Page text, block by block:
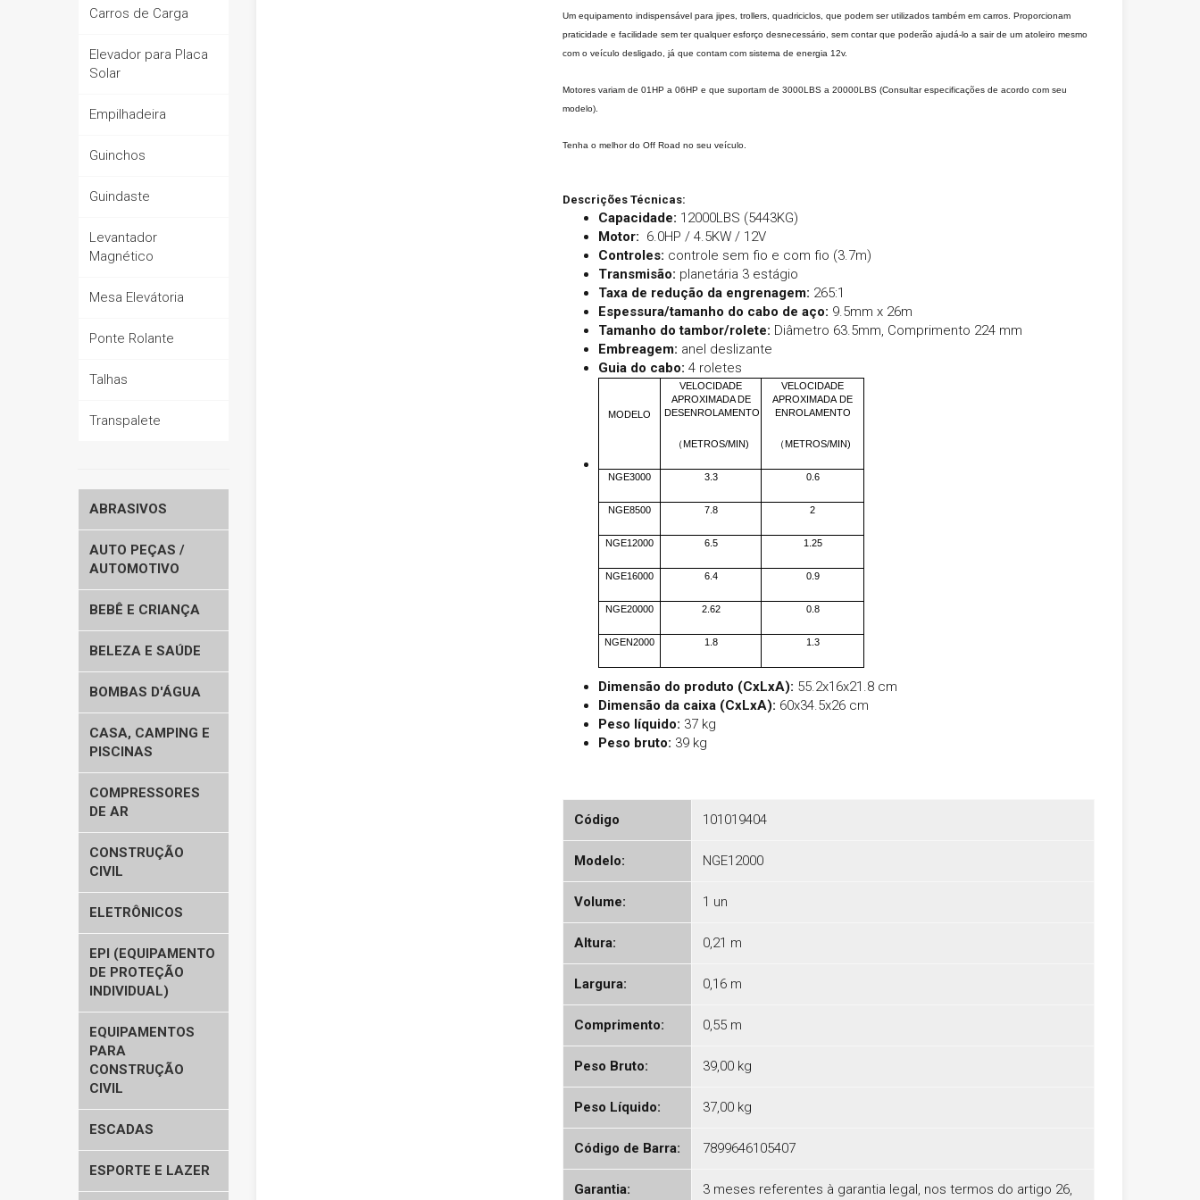
MATERIAL DE DIVULGAÇÃO
Carros de Carga
Elevador para Placa
Solar
Empilhadeira
Guinchos
Guindaste
Levantador
Magnético
Mesa Elevátoria
Ponte Rolante
Talhas
Transpalete
ABRASIVOS
AUTO PEÇAS /
AUTOMOTIVO
BEBÊ E CRIANÇA
BELEZA E SAÚDE
BOMBAS D'ÁGUA
CASA, CAMPING E
PISCINAS
COMPRESSORES
DE AR
CONSTRUÇÃO
CIVIL
ELETRÔNICOS
EPI (EQUIPAMENTO
DE PROTEÇÃO
INDIVIDUAL)
EQUIPAMENTOS
PARA
CONSTRUÇÃO
CIVIL
ESCADAS
ESPORTE E LAZER
Um equipamento indispensável para jipes, trollers, quadriciclos, que podem ser utilizados também em carros. Proporcionam
praticidade e facilidade sem ter qualquer esforço desnecessário, sem contar que poderão ajudá-lo a sair de um atoleiro mesmo
com o veículo desligado, já que contam com sistema de energia 12v.
Motores variam de 01HP a 06HP e que suportam de 3000LBS a 20000LBS (Consultar especificações de acordo com seu
modelo).
Tenha o melhor do Off Road no seu veículo.
Descrições Técnicas:
Capacidade: 12000LBS (5443KG)
Motor: 6.0HP / 4.5KW / 12V
Controles: controle sem fio e com fio (3.7m)
Transmisão: planetária 3 estágio
Taxa de redução da engrenagem: 265:1
Espessura/tamanho do cabo de aço: 9.5mm x 26m
Tamanho do tambor/rolete: Diâmetro 63.5mm, Comprimento 224 mm
Embreagem: anel deslizante
Guia do cabo: 4 roletes
MODELO
VELOCIDADE
APROXIMADA DE
DESENROLAMENTO
（METROS/MIN)
VELOCIDADE
APROXIMADA DE
ENROLAMENTO
（METROS/MIN)
NGE3000 3.3 0.6
NGE8500 7.8 2
NGE12000 6.5 1.25
NGE16000 6.4 0.9
NGE20000 2.62 0.8
NGEN2000 1.8 1.3
Dimensão do produto (CxLxA): 55.2x16x21.8 cm
Dimensão da caixa (CxLxA): 60x34.5x26 cm
Peso líquido: 37 kg
Peso bruto: 39 kg
Código 101019404
Modelo: NGE12000
Volume: 1 un
Altura: 0,21 m
Largura: 0,16 m
Comprimento: 0,55 m
Peso Bruto: 39,00 kg
Peso Líquido: 37,00 kg
Código de Barra: 7899646105407
Garantia:
3 meses referentes à garantia legal, nos termos do artigo 26,